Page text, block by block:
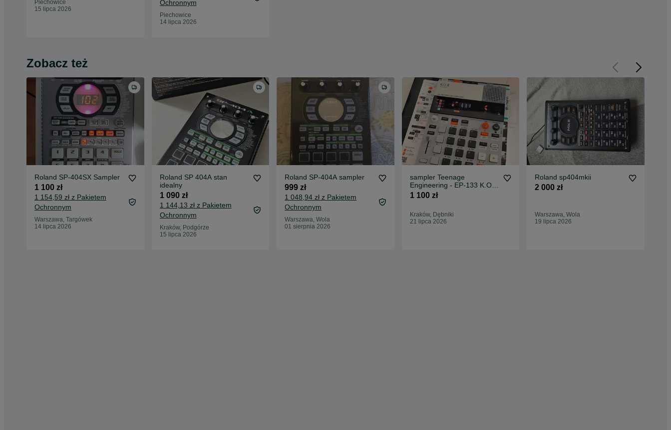
Piechowice
15 lipca 2026
Ochronnym
Piechowice
14 lipca 2026
Zobacz też
Roland SP-404SX Sampler
1 100 zł
1 154,59 zł z Pakietem
Ochronnym
Warszawa, Targówek
14 lipca 2026
Roland SP 404A stan
idealny
1 090 zł
1 144,13 zł z Pakietem
Ochronnym
Kraków, Podgórze
15 lipca 2026
Roland SP-404A sampler
999 zł
1 048,94 zł z Pakietem
Ochronnym
Warszawa, Wola
01 sierpnia 2026
sampler Teenage
Engineering - EP-133 K.O.
II
1 100 zł
Kraków, Dębniki
21 lipca 2026
Roland sp404mkii
2 000 zł
Warszawa, Wola
19 lipca 2026